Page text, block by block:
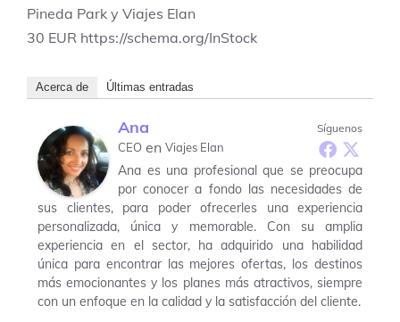
Pineda Park y Viajes Elan
30 EUR https://schema.org/InStock
Acerca de Últimas entradas
Síguenos
Ana
CEO en Viajes Elan
Ana es una profesional que se preocupa
por conocer a fondo las necesidades de
sus clientes, para poder ofrecerles una experiencia
personalizada, única y memorable. Con su amplia
experiencia en el sector, ha adquirido una habilidad
única para encontrar las mejores ofertas, los destinos
más emocionantes y los planes más atractivos, siempre
con un enfoque en la calidad y la satisfacción del cliente.